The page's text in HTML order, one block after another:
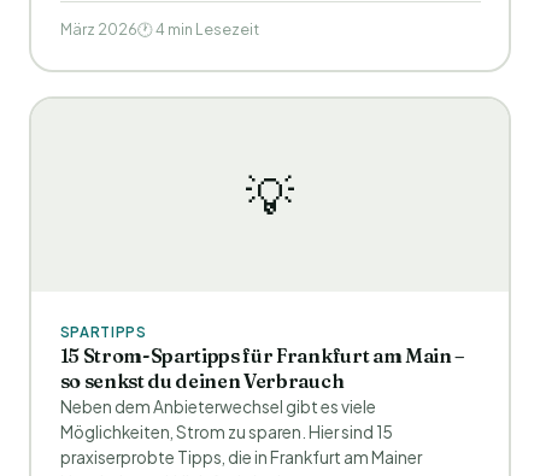
März 2026🕐 4 min Lesezeit
💡
SPARTIPPS
15 Strom-Spartipps für Frankfurt am Main –
so senkst du deinen Verbrauch
Neben dem Anbieterwechsel gibt es viele
Möglichkeiten, Strom zu sparen. Hier sind 15
praxiserprobte Tipps, die in Frankfurt am Mainer